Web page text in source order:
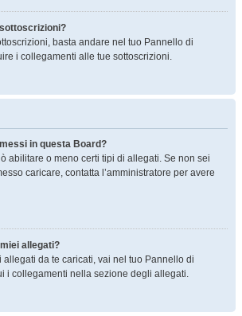
basta andare nel tuo Pannello di
i collegamenti alle tue sottoscrizioni.
in questa Board?
abilitare o meno certi tipi di allegati. Se non sei
caricare, contatta l’amministratore per avere
allegati?
allegati da te caricati, vai nel tuo Pannello di
i collegamenti nella sezione degli allegati.